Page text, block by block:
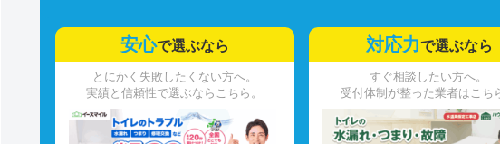
安心で選ぶなら
とにかく失敗したくない方へ。
実績と信頼性で選ぶならこちら。
対応力で選ぶなら
すぐ相談したい方へ。
受付体制が整った業者はこち